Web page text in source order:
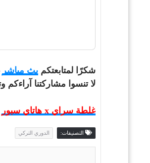
شكرًا لمتابعتكمبث مباشر
لا تنسوا مشاركتنا
غلطة سراي x هاتاي سبور
التصنيفات: الدوري التركي